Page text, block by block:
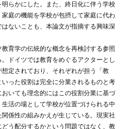
らかにした。また、終日化に伴う学校
庭の機能を学校が包摂して家庭に代わ
ないことも、本論文が指摘する興味深
育学の伝統的な概念を再検討する参照
ドイツでは教育をめぐるアクターとし
定されており、それぞれが担う「教
った役割は完全に分業されるものと考
いても理念的にはこの役割分業に基づ
活の場として学校が位置づけられる中
係性の組みかえが生じている。現実社
う配分するかという問題ではなく、教